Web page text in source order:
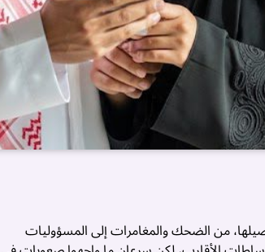
من الضحك والمغامرات إلى المسؤوليات